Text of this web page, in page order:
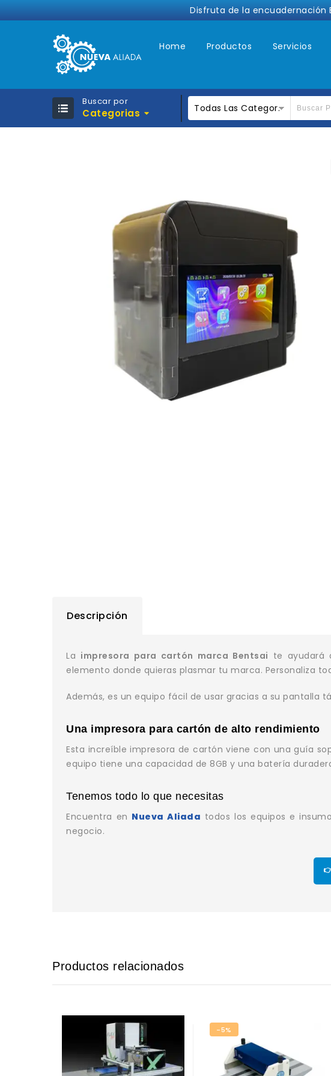
Disfruta de la encuadernación
Home Productos Servicios
Buscar por
Categorias Todas Las Categor.
Descripción
La impresora para cartón marca Bentsai te ayudará
elemento donde quieras plasmar tu marca. Personaliza
Además, es un equipo fácil de usar gracias a su pantalla
Una impresora para cartón de alto rendimiento
Esta increíble impresora de cartón viene con una guía
equipo tiene una capacidad de 8GB y una batería
Tenemos todo lo que necesitas
Encuentra en Nueva Aliada todos los equipos e
negocio.
Productos relacionados
-5%